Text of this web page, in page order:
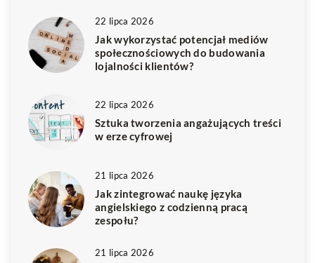
22 lipca 2026
Jak wykorzystać potencjał mediów
społecznościowych do budowania
lojalności klientów?
22 lipca 2026
Sztuka tworzenia angażujących treści
w erze cyfrowej
21 lipca 2026
Jak zintegrować naukę języka
angielskiego z codzienną pracą
zespołu?
21 lipca 2026